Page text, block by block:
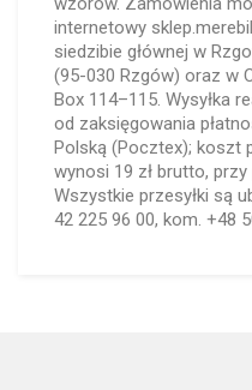
internetowy
siedzibie głównej w
(95-030 Rzgów) oraz w
Box 114–115. Wysyłka
od zaksięgowania
Polską (Pocztex); koszt
wynosi 19 zł brutto,
Wszystkie przesyłki są
42 225 96 00, kom. +48